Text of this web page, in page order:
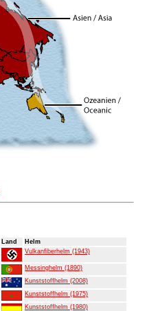
Land
Helm
Vulkanfiberhelm (1943)
Messinghelm (1890)
Kunststoffhelm (2008)
Kunststoffhelm (1975)
Kunststoffhelm (1980)